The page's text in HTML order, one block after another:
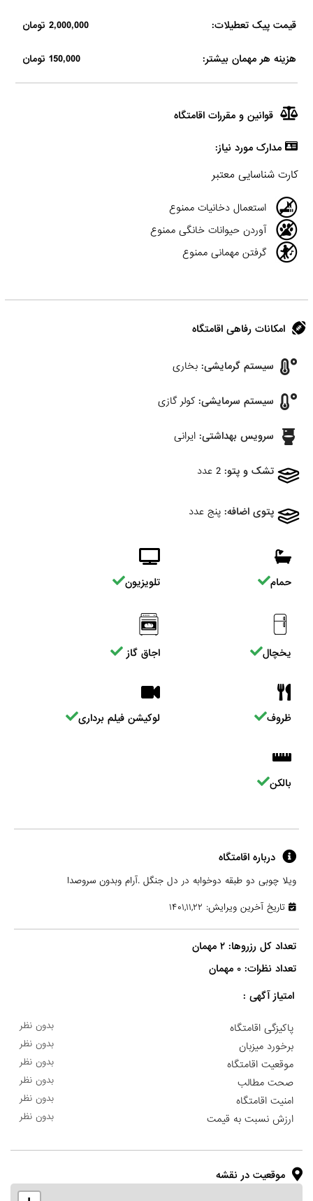
قیمت پیک تعطیلات: 2,000,000 تومان
هزینه هر مهمان بیشتر: 150,000 تومان
قوانین و مقررات اقامتگاه
مدارک مورد نیاز:
کارت شناسایی معتبر
استعمال دخانیات ممنوع
آوردن حیوانات خانگی ممنوع
گرفتن مهمانی ممنوع
امکانات رفاهی اقامتگاه
سیستم گرمایشی: بخاری
سیستم سرمایشی: کولر گازی
سرویس بهداشتی: ایرانی
تشک و پتو: 2 عدد
پتوی اضافه: پنج عدد
حمام تلویزیون
یخچال اجاق گاز
ظروف لوکیشن فیلم برداری
بالکن
درباره اقامتگاه
ویلا چوبی دو طبقه دوخوابه در دل جنگل .آرام وبدون سروصدا
تاریخ آخرین ویرایش: ۱۴۰۱,۱۱,۲۲
تعداد کل رزروها: ۲ مهمان
تعداد نظرات: ۰ مهمان
امتیاز آگهی :
پاکیزگی اقامتگاه بدون نظر
برخورد میزبان بدون نظر
موقعیت اقامتگاه بدون نظر
صحت مطالب بدون نظر
امنیت اقامتگاه بدون نظر
ارزش نسبت به قیمت بدون نظر
موقعیت در نقشه